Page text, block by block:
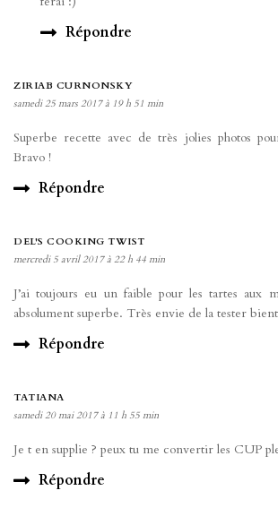
Répondre
ZIRIAB CURNONSKY
samedi 25 mars 2017 à 19 h 51 min
Superbe recette avec de très jolies photos
Bravo !
Répondre
DEL'S COOKING TWIST
mercredi 5 avril 2017 à 22 h 44 min
J’ai toujours eu un faible pour les tartes aux
absolument superbe. Très envie de la tester
Répondre
TATIANA
samedi 20 mai 2017 à 11 h 55 min
Je t en supplie ? peux tu me convertir les CUP
Répondre